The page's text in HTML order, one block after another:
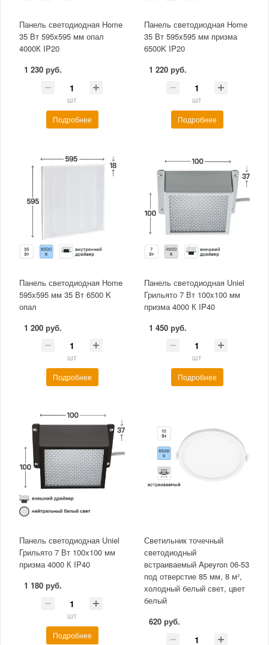
Панель светодиодная Home
35 Вт 595x595 мм опал
4000К IP20
1 230 руб.
шт
Подробнее
Панель светодиодная Home
35 Вт 595x595 мм призма
6500K IP20
1 220 руб.
шт
Подробнее
Панель светодиодная Home
595x595 мм 35 Вт 6500 K
опал
1 200 руб.
шт
Подробнее
Панель светодиодная Uniel
Грильято 7 Вт 100x100 мм
призма 4000 К IP40
1 450 руб.
шт
Подробнее
Панель светодиодная Uniel
Грильято 7 Вт 100x100 мм
призма 4000 К IP40
1 180 руб.
шт
Подробнее
Светильник точечный
светодиодный
встраиваемый Apeyron 06-53
под отверстие 85 мм, 8 м²,
холодный белый свет, цвет
белый
620 руб.